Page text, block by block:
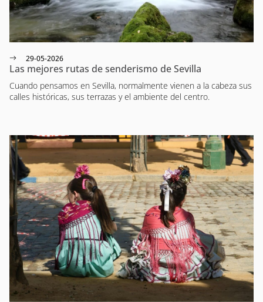
29-05-2026
Las mejores rutas de senderismo de Sevilla
Cuando pensamos en Sevilla, normalmente vienen a la cabeza sus
calles históricas, sus terrazas y el ambiente del centro.